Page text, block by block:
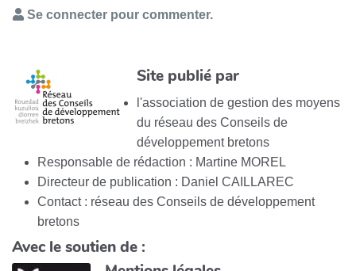
Se connecter pour commenter.
Site publié par
l'association de gestion des moyens
du réseau des Conseils de
développement bretons
Responsable de rédaction : Martine MOREL
Directeur de publication : Daniel CAILLAREC
Contact : réseau des Conseils de développement
bretons
Avec le soutien de :